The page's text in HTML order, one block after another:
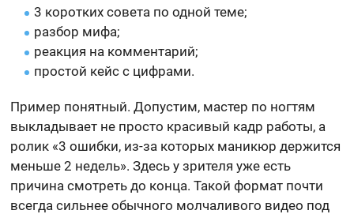
3 коротких совета по одной теме;
разбор мифа;
реакция на комментарий;
простой кейс с цифрами.
Пример понятный. Допустим, мастер по ногтям
выкладывает не просто красивый кадр работы, а
ролик «3 ошибки, из-за которых маникюр держится
меньше 2 недель». Здесь у зрителя уже есть
причина смотреть до конца. Такой формат почти
всегда сильнее обычного молчаливого видео под